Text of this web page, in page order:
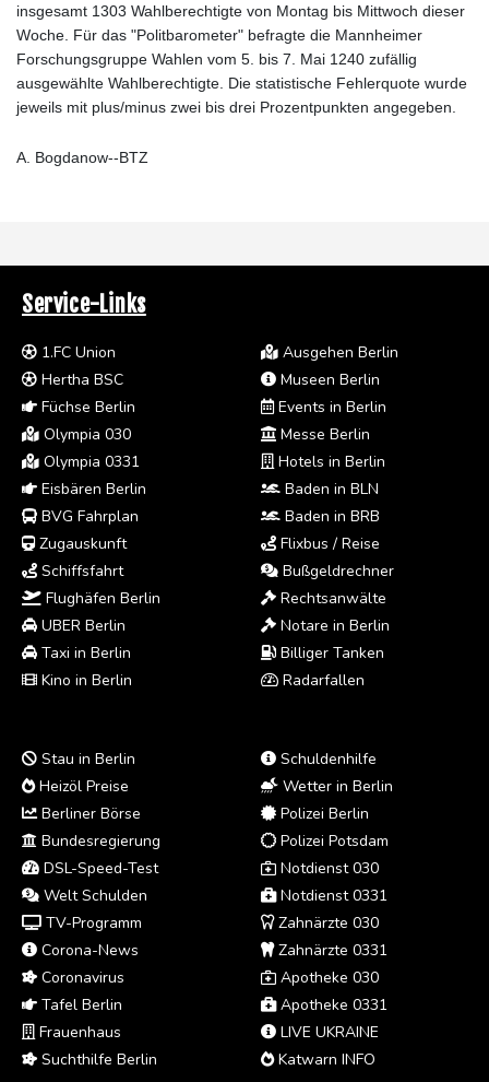
insgesamt 1303 Wahlberechtigte von Montag bis Mittwoch dieser
Woche. Für das "Politbarometer" befragte die Mannheimer
Forschungsgruppe Wahlen vom 5. bis 7. Mai 1240 zufällig
ausgewählte Wahlberechtigte. Die statistische Fehlerquote wurde
jeweils mit plus/minus zwei bis drei Prozentpunkten angegeben.
A. Bogdanow--BTZ
Service-Links
1.FC Union
Hertha BSC
Füchse Berlin
Olympia 030
Olympia 0331
Eisbären Berlin
BVG Fahrplan
Zugauskunft
Schiffsfahrt
Flughäfen Berlin
UBER Berlin
Taxi in Berlin
Kino in Berlin
Ausgehen Berlin
Museen Berlin
Events in Berlin
Messe Berlin
Hotels in Berlin
Baden in BLN
Baden in BRB
Flixbus / Reise
Bußgeldrechner
Rechtsanwälte
Notare in Berlin
Billiger Tanken
Radarfallen
Stau in Berlin
Heizöl Preise
Berliner Börse
Bundesregierung
DSL-Speed-Test
Welt Schulden
TV-Programm
Corona-News
Coronavirus
Tafel Berlin
Frauenhaus
Suchthilfe Berlin
Schuldenhilfe
Wetter in Berlin
Polizei Berlin
Polizei Potsdam
Notdienst 030
Notdienst 0331
Zahnärzte 030
Zahnärzte 0331
Apotheke 030
Apotheke 0331
LIVE UKRAINE
Katwarn INFO